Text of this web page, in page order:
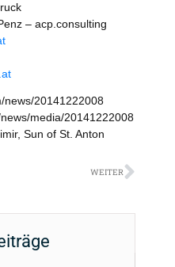
– acp.consulting
news/20141222008
media/20141222008
Sun of St. Anton
WEITER